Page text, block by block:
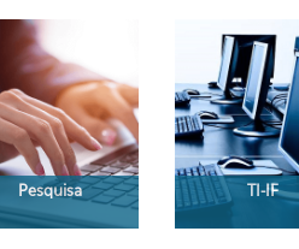
Pesquisa TI-IF